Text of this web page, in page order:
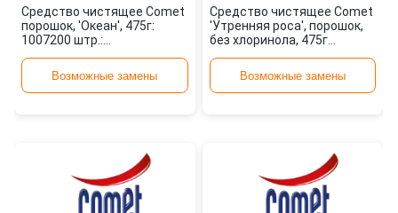
Средство чистящее Comet
порошок, 'Океан', 475г:
1007200 штр.:
Возможные замены
Средство чистящее Comet
'Утренняя роса', порошок,
без хлоринола, 475г
Возможные замены